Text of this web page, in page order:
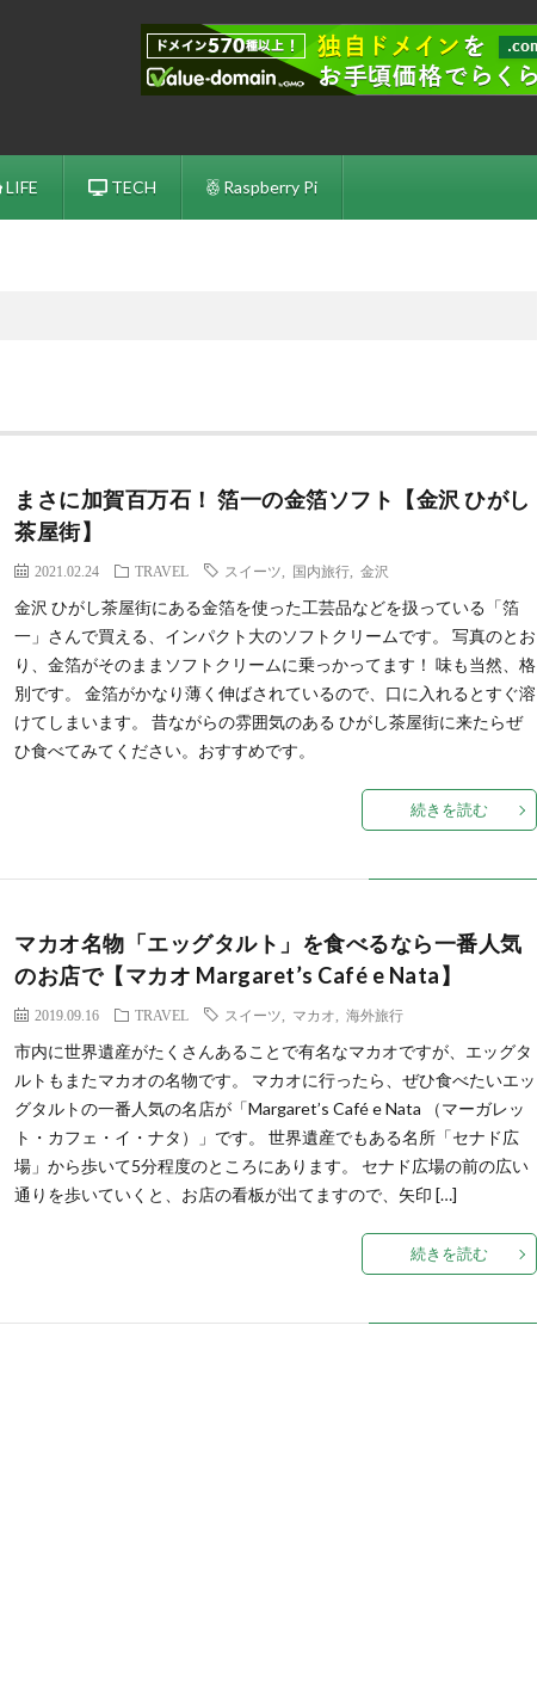
LIFE TECH Raspberry Pi
まさに加賀百万石！ 箔一の金箔ソフト【金沢 ひがし
茶屋街】
2021.02.24 TRAVEL スイーツ 国内旅行 ,金沢
金沢 ひがし茶屋街にある金箔を使った工芸品などを扱っている「箔
一」さんで買える、インパクト大のソフトクリームです。 写真のとお
り、金箔がそのままソフトクリームに乗っかってます！ 味も当然、格
別です。 金箔がかなり薄く伸ばされているので、口に入れるとすぐ溶
けてしまいます。 昔ながらの雰囲気のある ひがし茶屋街に来たらぜ
ひ食べてみてください。おすすめです。
続きを読む
マカオ名物「エッグタルト」を食べるなら一番人気
のお店で【マカオ Margaret’s Café e Nata】
2019.09.16 TRAVEL スイーツ マカオ ,海外旅行
市内に世界遺産がたくさんあることで有名なマカオですが、エッグタ
ルトもまたマカオの名物です。 マカオに行ったら、ぜひ食べたいエッ
グタルトの一番人気の名店が「Margaret’s Café e Nata （マーガレッ
ト・カフェ・イ・ナタ）」です。 世界遺産でもある名所「セナド広
場」から歩いて5分程度のところにあります。 セナド広場の前の広い
通りを歩いていくと、お店の看板が出てますので、矢印 […]
続きを読む